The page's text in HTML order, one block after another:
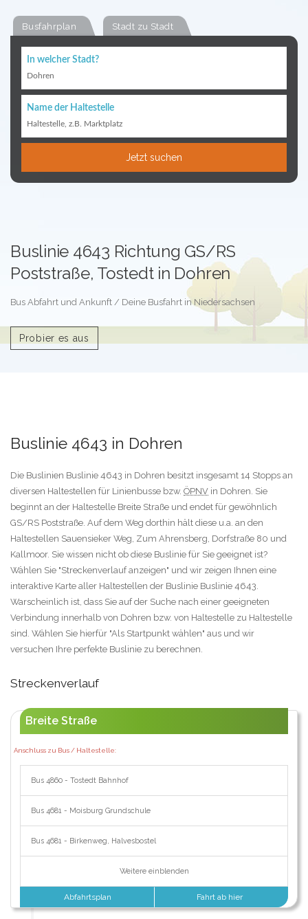
Busfahrplan Stadt zu Stadt
In welcher Stadt?
Dohren
Name der Haltestelle
Haltestelle, z.B. Marktplatz
Jetzt suchen
Buslinie 4643 Richtung GS/RS
Poststraße, Tostedt in Dohren
Bus Abfahrt und Ankunft / Deine Busfahrt in Niedersachsen
Probier es aus
Buslinie 4643 in Dohren
Die Buslinien Buslinie 4643 in Dohren besitzt insgesamt 14 Stopps an
diversen Haltestellen für Linienbusse bzw. ÖPNV in Dohren. Sie
beginnt an der Haltestelle Breite Straße und endet für gewöhnlich
GS/RS Poststraße. Auf dem Weg dorthin hält diese u.a. an den
Haltestellen Sauensieker Weg, Zum Ahrensberg, Dorfstraße 80 und
Kallmoor. Sie wissen nicht ob diese Buslinie für Sie geeignet ist?
Wählen Sie "Streckenverlauf anzeigen" und wir zeigen Ihnen eine
interaktive Karte aller Haltestellen der Buslinie Buslinie 4643.
Warscheinlich ist, dass Sie auf der Suche nach einer geeigneten
Verbindung innerhalb von Dohren bzw. von Haltestelle zu Haltestelle
sind. Wählen Sie hierfür "Als Startpunkt wählen" aus und wir
versuchen Ihre perfekte Buslinie zu berechnen.
Streckenverlauf
Breite Straße
Anschluss zu Bus / Haltestelle:
Bus 4860 - Tostedt Bahnhof
Bus 4681 - Moisburg Grundschule
Bus 4681 - Birkenweg, Halvesbostel
Weitere einblenden
Abfahrtsplan Fahrt ab hier